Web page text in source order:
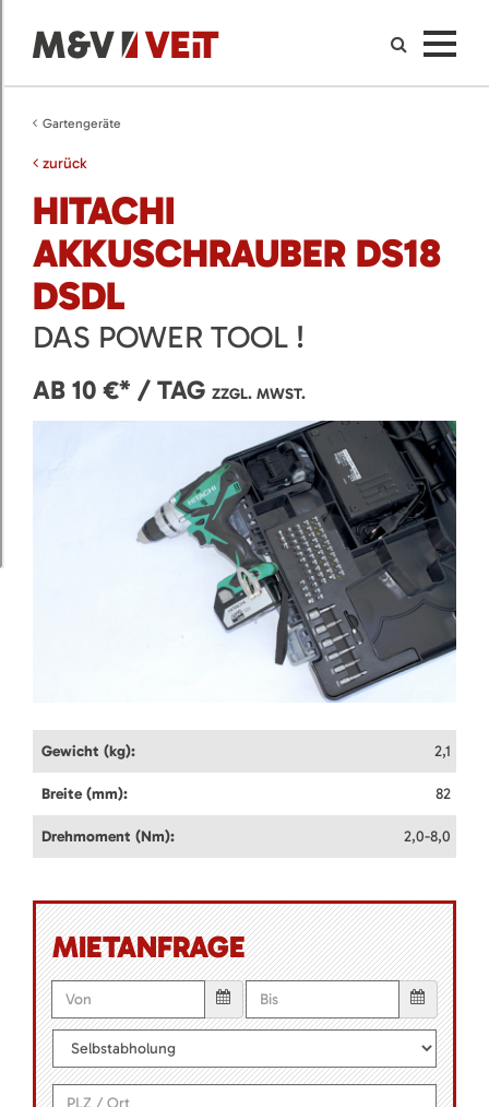
Gartengeräte
zurück
HITACHI
AKKUSCHRAUBER DS18
DSDL
DAS POWER TOOL !
AB 10 €* / TAG ZZGL. MWST.
Gewicht (kg): 2,1
Breite (mm): 82
Drehmoment (Nm): 2,0-8,0
MIETANFRAGE